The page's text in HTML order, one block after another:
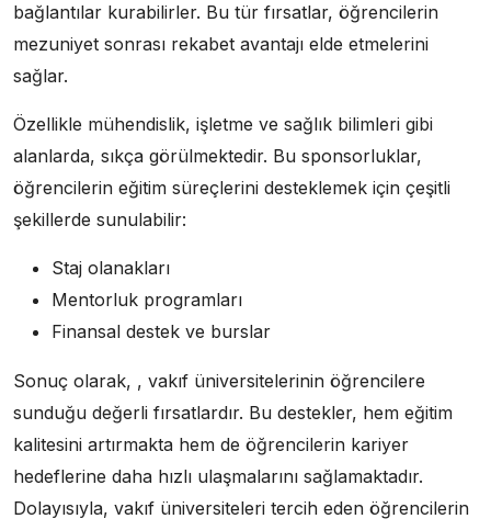
bağlantılar kurabilirler. Bu tür fırsatlar, öğrencilerin
mezuniyet sonrası rekabet avantajı elde etmelerini
sağlar.
Özellikle mühendislik, işletme ve sağlık bilimleri gibi
alanlarda, sıkça görülmektedir. Bu sponsorluklar,
öğrencilerin eğitim süreçlerini desteklemek için çeşitli
şekillerde sunulabilir:
Staj olanakları
Mentorluk programları
Finansal destek ve burslar
Sonuç olarak, , vakıf üniversitelerinin öğrencilere
sunduğu değerli fırsatlardır. Bu destekler, hem eğitim
kalitesini artırmakta hem de öğrencilerin kariyer
hedeflerine daha hızlı ulaşmalarını sağlamaktadır.
Dolayısıyla, vakıf üniversiteleri tercih eden öğrencilerin